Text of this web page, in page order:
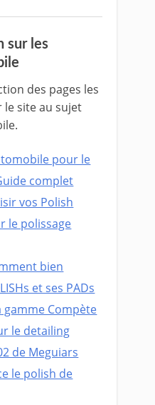
sur les
des pages les
site au sujet
pour le
complet
vos Polish
le polissage
bien
et ses PADs
gamme Compète
le detailing
de Meguiars
le polish de